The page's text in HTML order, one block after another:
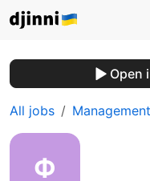
Open
All jobs Management